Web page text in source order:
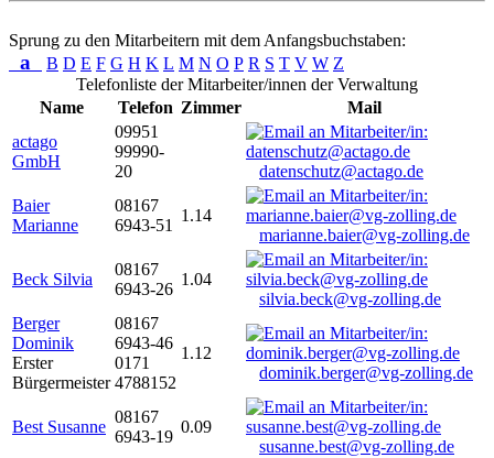
Sprung zu den Mitarbeitern mit dem Anfangsbuchstaben:
a B D E F G H K L M N O P R S T V W Z
Telefonliste der Mitarbeiter/innen der Verwaltung
Name
Telefon Zimmer
Mail
actago
GmbH
09951
99990-
20
datenschutz@actago.de
Baier
Marianne
08167
6943-51
1.14
marianne.baier@vg-zolling.de
Beck Silvia
08167
6943-26
1.04
silvia.beck@vg-zolling.de
Berger
Dominik
Erster
Bürgermeister
08167
6943-46
0171
4788152
1.12
dominik.berger@vg-zolling.de
Best Susanne
08167
6943-19
0.09
susanne.best@vg-zolling.de